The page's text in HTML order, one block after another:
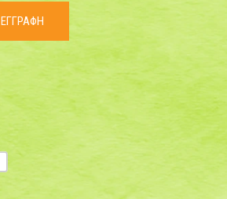
ΕΓΓΡΑΦΗ